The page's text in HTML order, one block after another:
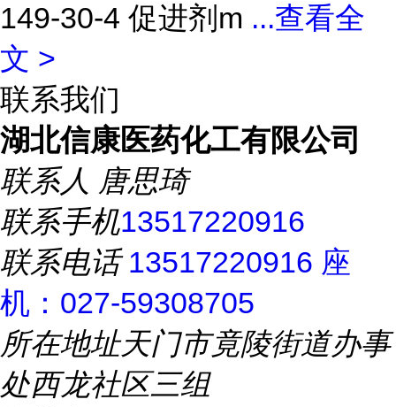
149-30-4 促进剂m ...查看全
文 >
联系我们
湖北信康医药化工有限公司
联系人 唐思琦
联系手机13517220916
联系电话13517220916 座
机：027-59308705
所在地址天门市竟陵街道办事
处西龙社区三组